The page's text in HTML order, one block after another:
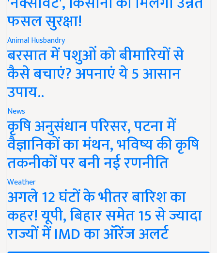
फसल सुरक्षा!
Animal Husbandry
बरसात में पशुओं को बीमारियों से
कैसे बचाएं? अपनाएं ये 5 आसान
उपाय..
News
कृषि अनुसंधान परिसर, पटना में
वैज्ञानिकों का मंथन, भविष्य की कृषि
तकनीकों पर बनी नई रणनीति
Weather
अगले 12 घंटों के भीतर बारिश का
कहर! यूपी, बिहार समेत 15 से ज्यादा
राज्यों में IMD का ऑरेंज अलर्ट